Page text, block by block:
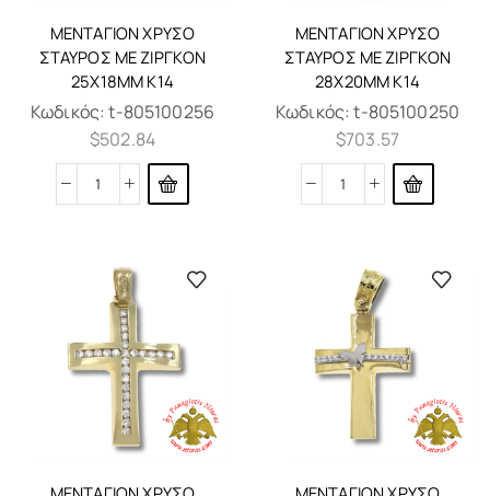
ΜΕΝΤΑΓΙΌΝ ΧΡΥΣΌ
ΣΤΑΥΡΌΣ ΜΕ ΖΙΡΓΚΌΝ
25X18MM K14
Κωδικός:t-805100256
$502.84
ΜΕΝΤΑΓΙΌΝ ΧΡΥΣΌ
ΣΤΑΥΡΌΣ ΜΕ ΖΙΡΓΚΌΝ
28X20MM K14
Κωδικός:t-805100250
$703.57